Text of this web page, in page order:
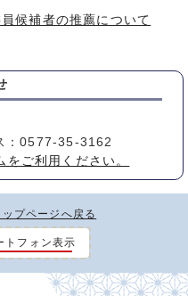
候補者の推薦について
0577-35-3162
ご利用ください。
ップページへ戻る
トフォン表示